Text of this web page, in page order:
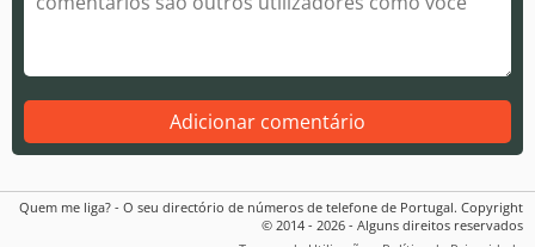
Adicionar comentário
Quem me liga? - O seu directório de números de telefone de Portugal. Copyright
© 2014 - 2026 - Alguns direitos reservados